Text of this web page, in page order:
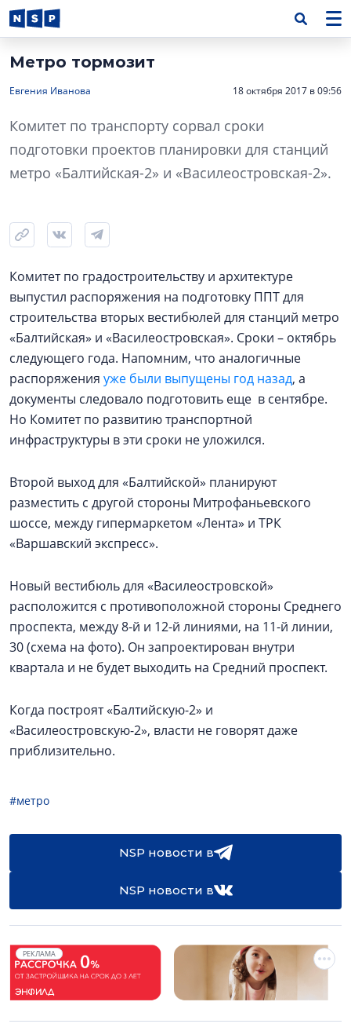
Метро тормозит
Евгения Иванова 18 октября 2017 в 09:56
Комитет по транспорту сорвал сроки
подготовки проектов планировки для станций
метро «Балтийская-2» и «Василеостровская-2».
Комитет по градостроительству и архитектуре
выпустил распоряжения на подготовку ППТ для
строительства вторых вестибюлей для станций метро
«Балтийская» и «Василеостровская». Сроки – октябрь
следующего года. Напомним, что аналогичные
распоряжения уже были выпущены год назад, а
документы следовало подготовить еще в сентябре.
Но Комитет по развитию транспортной
инфраструктуры в эти сроки не уложился.
Второй выход для «Балтийской» планируют
разместить с другой стороны Митрофаньевского
шоссе, между гипермаркетом «Лента» и ТРК
«Варшавский экспресс».
Новый вестибюль для «Василеостровской»
расположится с противоположной стороны Среднего
проспекта, между 8-й и 12-й линиями, на 11-й линии,
30 (схема на фото). Он запроектирован внутри
квартала и не будет выходить на Средний проспект.
Когда построят «Балтийскую-2» и
«Василеостровскую-2», власти не говорят даже
приблизительно.
#метро
NSP новости в
NSP новости в
РЕКЛАМА